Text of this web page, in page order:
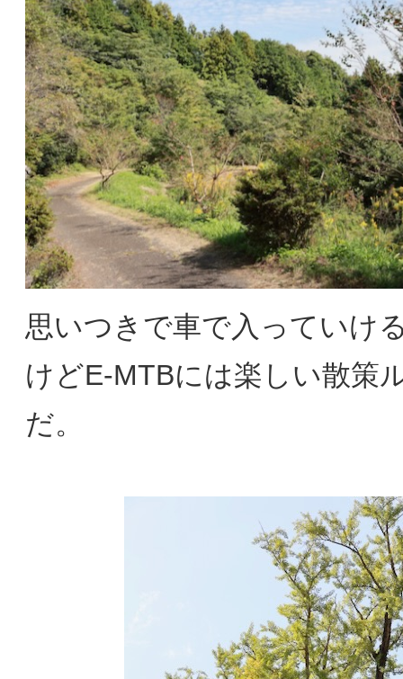
思いつきで車で入っていけ
けどE-MTBには楽しい散策
だ。